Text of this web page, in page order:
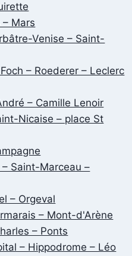
Mars
Venise – Saint-
– Roederer – Leclerc
– Camille Lenoir
Nicaise – place St
Saint-Marceau –
– Orgeval
– Mont-d'Arène
– Ponts
– Hippodrome – Léo